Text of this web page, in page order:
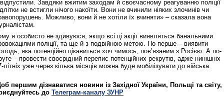
Завдяки вжитим заходам й своєчасному реагуванню поліції
не встигли нічого накоїти. Вони не вчинили ніяких злочинів чи
Можливо, вони й не хотіли їх вчиняти» – сказала вона
я особисто не здивуюся, якщо всі ці акції виявляться банальними
поліції, та ще й з подвійною метою. По-перше – виявити
яка потенційно цікавиться хоч чимось, пов’язаним з Росією. А по-
– провести своєрідний перепис потенційних рекрутів, адже нинішніх
літніх уже через кілька місяців можна буде мобілізувати до війська.
першим дізнаватися новини із Західної України, Польщі та світу,
до Телеграм-каналу ЗУНР